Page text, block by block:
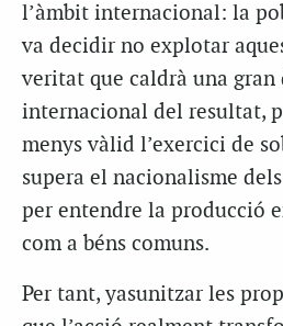
l’àmbit internacional: la
va decidir no explotar
veritat que caldrà una gran
internacional del resultat,
menys vàlid l’exercici de
supera el nacionalisme
per entendre la producció
com a béns comuns.
Per tant, yasunitzar les